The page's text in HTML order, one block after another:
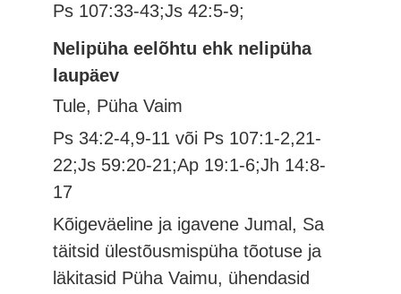
Ps 107:33-43;Js 42:5-9;
Nelipüha eelõhtu ehk nelipüha
laupäev
Tule, Püha Vaim
Ps 34:2-4,9-11 või Ps 107:1-2,21-
22;Js 59:20-21;Ap 19:1-6;Jh 14:8-
17
Kõigeväeline ja igavene Jumal, Sa
täitsid ülestõusmispüha tõotuse ja
läkitasid Püha Vaimu, ühendasid